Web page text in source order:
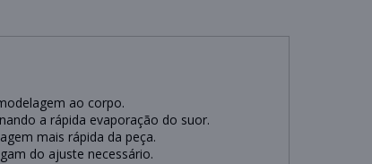
ao corpo.
a rápida evaporação do suor.
mais rápida da peça.
do ajuste necessário.